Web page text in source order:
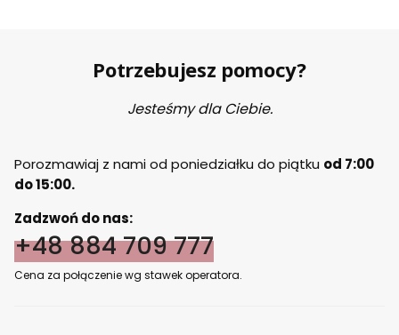
Potrzebujesz pomocy?
Jesteśmy dla Ciebie.
Porozmawiaj z nami od poniedziałku do piątku od 7:00
do 15:00.
Zadzwoń do nas:
+48 884 709 777
Cena za połączenie wg stawek operatora.